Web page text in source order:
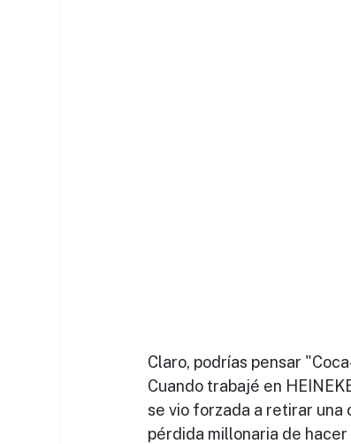
Claro, podrías pensar
Cuando trabajé en
se vio forzada a retirar una
pérdida millonaria de